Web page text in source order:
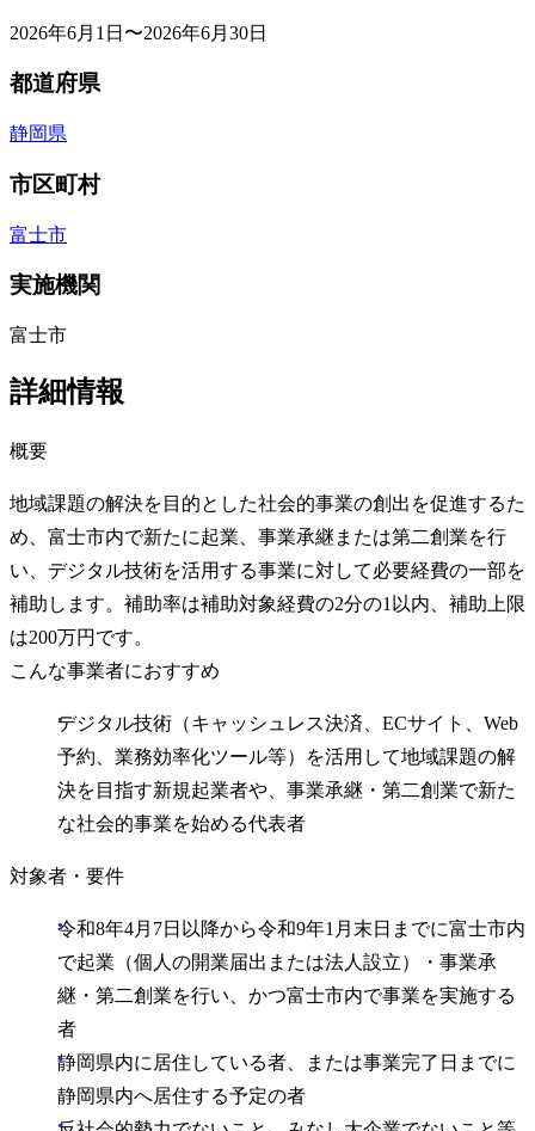
2026年6月1日〜2026年6月30日
都道府県
静岡県
市区町村
富士市
実施機関
富士市
詳細情報
概要
地域課題の解決を目的とした社会的事業の創出を促進するた
め、富士市内で新たに起業、事業承継または第二創業を行
い、デジタル技術を活用する事業に対して必要経費の一部を
補助します。補助率は補助対象経費の2分の1以内、補助上限
は200万円です。
こんな事業者におすすめ
デジタル技術（キャッシュレス決済、ECサイト、Web
予約、業務効率化ツール等）を活用して地域課題の解
決を目指す新規起業者や、事業承継・第二創業で新た
な社会的事業を始める代表者
対象者・要件
令和8年4月7日以降から令和9年1月末日までに富士市内
で起業（個人の開業届出または法人設立）・事業承
継・第二創業を行い、かつ富士市内で事業を実施する
者
静岡県内に居住している者、または事業完了日までに
静岡県内へ居住する予定の者